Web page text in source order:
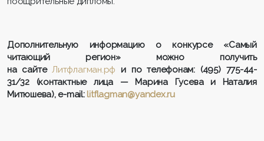
Дополнительную информацию о конкурсе «Самый
читающий регион» можно получить
на сайтеЛитфлагман.рф и по телефонам: (495) 775-44-
31/32 (контактные лица — Марина Гусева и Наталия
Митюшева), e-mail: litflagman@yandex.ru